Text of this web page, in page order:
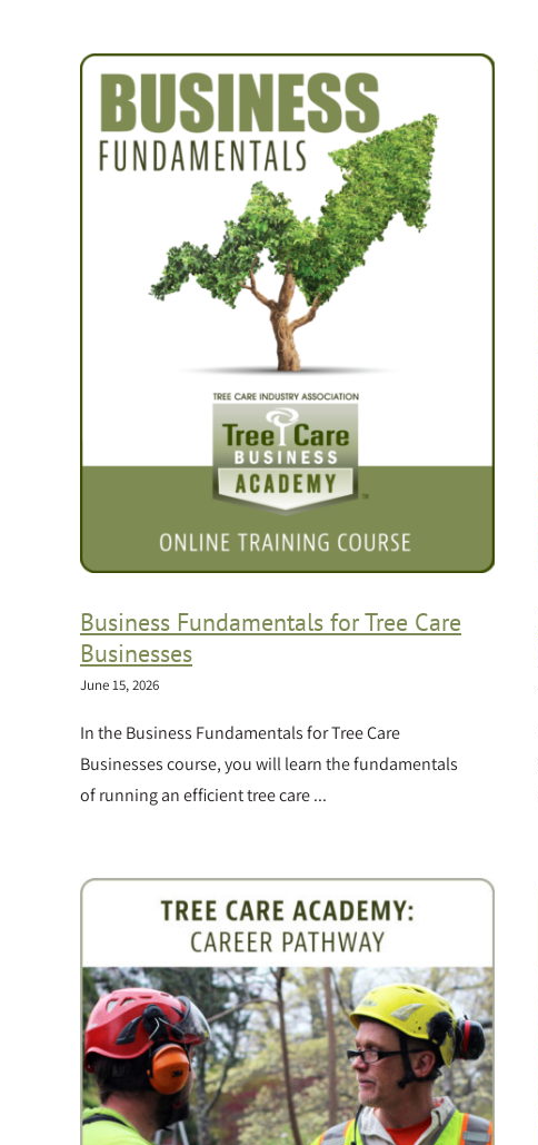
Business Fundamentals for Tree Care
Businesses
June 15, 2026
In the Business Fundamentals for Tree Care
Businesses course, you will learn the fundamentals
of running an efficient tree care ...